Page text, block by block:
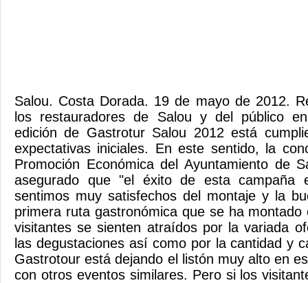
Salou. Costa Dorada. 19 de mayo de 2012.
los restauradores de Salou y del público
edición de Gastrotur Salou 2012 está
expectativas iniciales. En este sentido, la
Promoción Económica del Ayuntamiento de
asegurado que "el éxito de esta campaña
sentimos muy satisfechos del montaje y la
primera ruta gastronómica que se ha
visitantes se sienten atraídos por la variada
las degustaciones así como por la cantidad y
Gastrotour está dejando el listón muy alto en
con otros eventos similares. Pero si los